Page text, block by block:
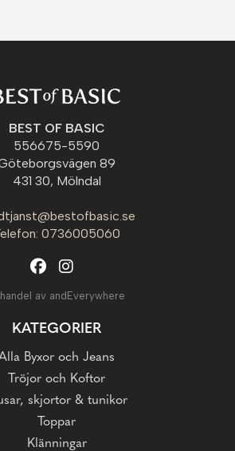
BEST OF BASIC
556675-5590
89
431 30, Mölndal
0736005060
av andEverywhere
KATEGORIER
Byxor och Jeans
Tröjor och Koftor
skjortor & tunikor
Toppar
Klänningar